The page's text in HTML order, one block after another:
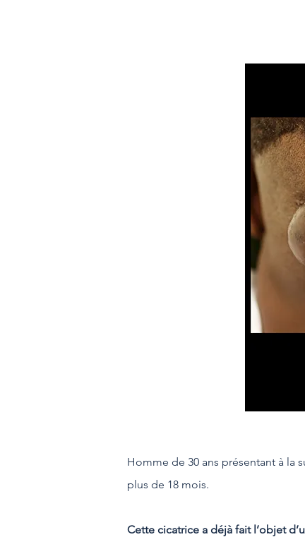
Homme de 30 ans présentant à la
plus de 18 mois.
Cette cicatrice a déjà fait l’objet